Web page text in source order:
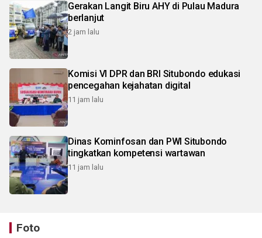
Gerakan Langit Biru AHY di Pulau Madura
berlanjut
2 jam lalu
Komisi VI DPR dan BRI Situbondo edukasi
pencegahan kejahatan digital
11 jam lalu
Dinas Kominfosan dan PWI Situbondo
tingkatkan kompetensi wartawan
11 jam lalu
Foto